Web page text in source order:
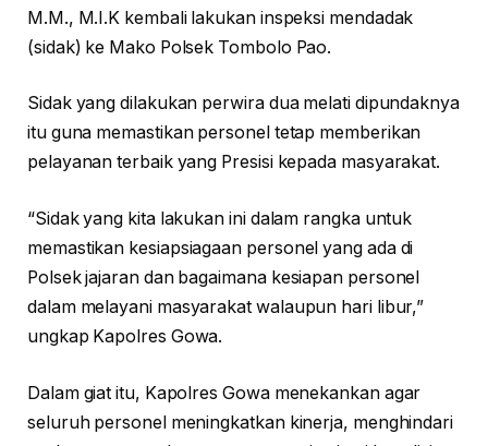
M.M., M.I.K kembali lakukan inspeksi mendadak
(sidak) ke Mako Polsek Tombolo Pao.
Sidak yang dilakukan perwira dua melati dipundaknya
itu guna memastikan personel tetap memberikan
pelayanan terbaik yang Presisi kepada masyarakat.
“Sidak yang kita lakukan ini dalam rangka untuk
memastikan kesiapsiagaan personel yang ada di
Polsek jajaran dan bagaimana kesiapan personel
dalam melayani masyarakat walaupun hari libur,”
ungkap Kapolres Gowa.
Dalam giat itu, Kapolres Gowa menekankan agar
seluruh personel meningkatkan kinerja, menghindari